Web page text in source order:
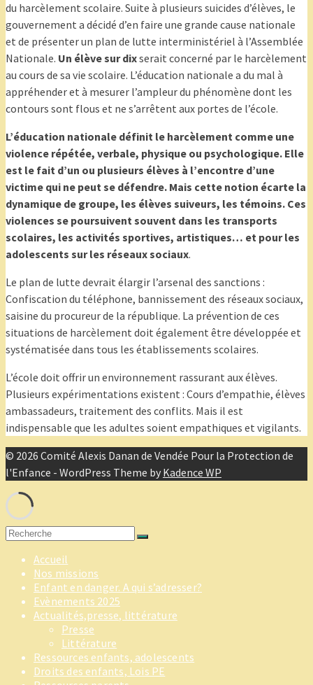
du harcèlement scolaire. Suite à plusieurs suicides d’élèves, le
gouvernement a décidé d’en faire une grande cause nationale
et de présenter un plan de lutte interministériel à l’Assemblée
Nationale. Un élève sur dixserait concerné par le harcèlement
au cours de sa vie scolaire. L’éducation nationale a du mal à
appréhender et à mesurer l’ampleur du phénomène dont les
contours sont flous et ne s’arrêtent aux portes de l’école.
L’éducation nationale définit le harcèlement comme une
violence répétée, verbale, physique ou psychologique. Elle
est le fait d’un ou plusieurs élèves à l’encontre d’une
victime qui ne peut se défendre. Mais cette notion écarte la
dynamique de groupe, les élèves suiveurs, les témoins. Ces
violences se poursuivent souvent dans les transports
scolaires, les activités sportives, artistiques… et pour les
adolescents sur les réseaux sociaux.
Le plan de lutte devrait élargir l’arsenal des sanctions :
Confiscation du téléphone, bannissement des réseaux sociaux,
saisine du procureur de la république. La prévention de ces
situations de harcèlement doit également être développée et
systématisée dans tous les établissements scolaires.
L’école doit offrir un environnement rassurant aux élèves.
Plusieurs expérimentations existent : Cours d’empathie, élèves
ambassadeurs, traitement des conflits. Mais il est
indispensable que les adultes soient empathiques et vigilants.
© 2026 Comité Alexis Danan de Vendée Pour la Protection de
l'Enfance - WordPress Theme by Kadence WP
Search
Accueil
Nos missions
Enfant en danger. A qui s’adresser?
Evènements 2025
Actualités,presse, littérature
Presse
Littérature
Ressources enfants, adolescents
Droits des enfants, Lois PE